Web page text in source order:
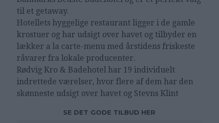
til et getaway.
Hotellets hyggelige restaurant ligger i de gamle
krostuer og har udsigt over havet og tilbyder en
lækker a la carte-menu med årstidens friskeste
råvarer fra lokale producenter.
Rødvig Kro & Badehotel har 19 individuelt
indrettede værelser, hvor flere af dem har den
skønneste udsigt over havet og Stevns Klint
SE DET GODE TILBUD HER